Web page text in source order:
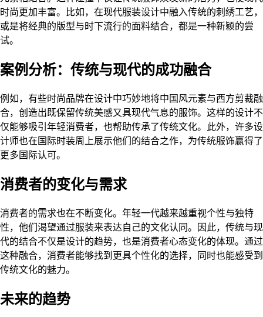
时尚更加丰富。比如，在现代服装设计中融入传统的刺绣工艺，
或是将经典的版型与时下流行的面料结合，都是一种新颖的尝
试。
案例分析：传统与现代的成功融合
例如，有些时尚品牌在设计中巧妙地将中国风元素与西方剪裁融
合，创造出既保留传统美感又具现代气息的服饰。这样的设计不
仅能够吸引年轻消费者，也帮助传承了传统文化。此外，许多设
计师也在国际时装周上展示他们的结合之作，为传统服饰赢得了
更多国际认可。
消费者的变化与需求
消费者的需求也在不断变化。年轻一代越来越重视个性与独特
性，他们渴望通过服装来表达自己的文化认同。因此，传统与现
代的结合不仅是设计的趋势，也是消费者心态变化的体现。通过
这种融合，消费者能够找到更具个性化的选择，同时也能感受到
传统文化的魅力。
未来的趋势